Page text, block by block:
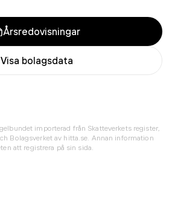
Årsredovisningar
Visa bolagsdata
importerad från Skatteverkets register,
Bolagsverket av hitta.se. Annan information
att registrera på sin sida.